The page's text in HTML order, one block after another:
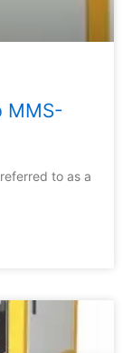
MMS-
to as a